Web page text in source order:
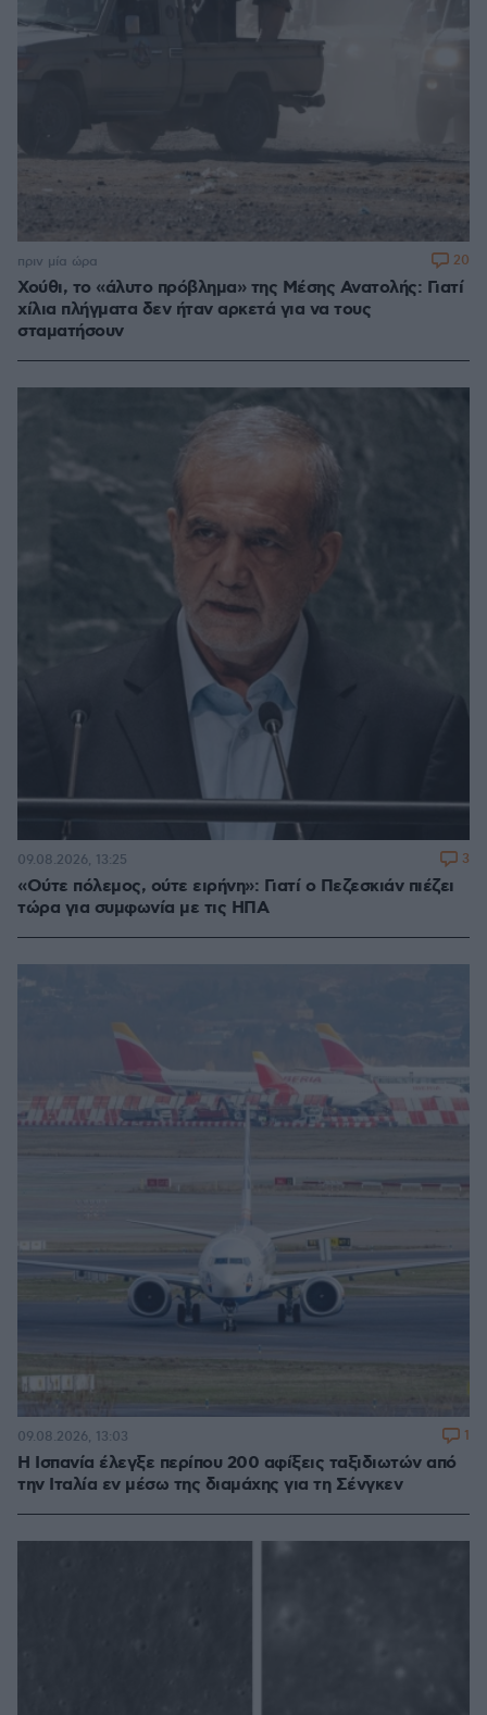
Χούθι, το «άλυτο πρόβλημα» της Μέσης Ανατολής: Γιατί
χίλια πλήγματα δεν ήταν αρκετά για να τους
σταματήσουν
πριν μία ώρα 20
«Ούτε πόλεμος, ούτε ειρήνη»: Γιατί ο Πεζεσκιάν πιέζει
τώρα για συμφωνία με τις ΗΠΑ
09.08.2026, 13:25 3
Η Ισπανία έλεγξε περίπου 200 αφίξεις ταξιδιωτών από
την Ιταλία εν μέσω της διαμάχης για τη Σένγκεν
09.08.2026, 13:03 1